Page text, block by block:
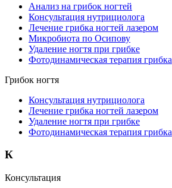
Анализ на грибок ногтей
Консультация нутрициолога
Лечение грибка ногтей лазером
Микробиота по Осипову
Удаление ногтя при грибке
Фотодинамическая терапия грибка
Грибок ногтя
Консультация нутрициолога
Лечение грибка ногтей лазером
Удаление ногтя при грибке
Фотодинамическая терапия грибка
К
Консультация